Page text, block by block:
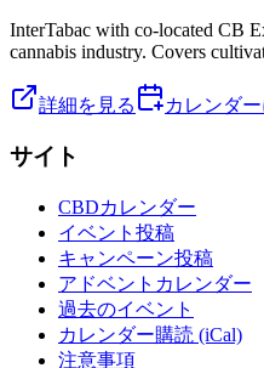
InterTabac with co-located CB
cannabis industry. Covers
詳細を見る カレンダ
サイト
CBDカレンダー
イベント投稿
キャンペーン投稿
アドベントカレンダー
過去のイベント
カレンダー購読 (iCal)
注意事項